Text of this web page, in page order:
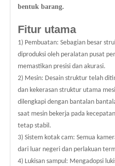
bentuk barang.
Fitur utama
1) Pembuatan: Sebagian besar
diproduksi oleh peralatan pusat
memastikan presisi dan akurasi.
2) Mesin: Desain struktur telah
dan kekerasan struktur utama
dilengkapi dengan bantalan
saat mesin bekerja pada
tetap stabil.
3) Sistem kotak cam: Semua
dari luar negeri dan perlakuan
4) Lukisan sampul: Mengadopsi